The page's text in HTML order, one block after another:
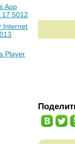
App
Internet
Player